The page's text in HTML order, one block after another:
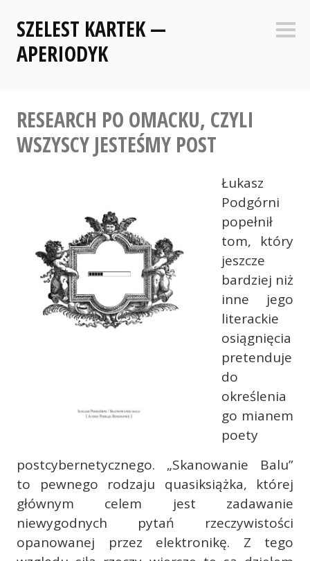
content
SZELEST KARTEK —
APERIODYK
RESEARCH PO OMACKU, CZYLI
WSZYSCY JESTEŚMY POST
Łukasz
Podgórni
popełnił
tom, który
jeszcze
bardziej niż
inne jego
literackie
osiągnięcia
pretenduje
do
określenia
go mianem
poety
postcybernetycznego. „Skanowanie Balu”
to pewnego rodzaju quasiksiążka, której
głównym celem jest zadawanie
niewygodnych pytań rzeczywistości
opanowanej przez elektronikę. Z tego